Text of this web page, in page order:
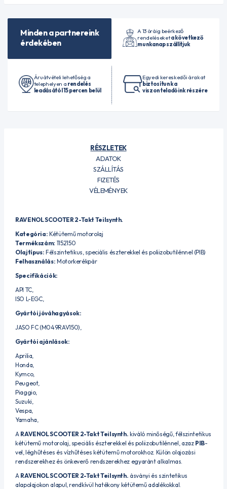
Minden a partnereink
érdekében
A 13 óráig beérkező
rendeléseketa következő
munkanap szállítjuk
Áruátvételi lehetőség a
telephelyen a rendelés
leadásától 15 percen belül
Egyedi kereskedői árakat
biztosítunk a
viszonteladóink részére
RÉSZLETEK
ADATOK
SZÁLLÍTÁS
FIZETÉS
VÉLEMÉNYEK
RAVENOL SCOOTER 2-Takt Teilsynth.
Kategória: Kétütemű motorolaj
Termékszám: 1152150
Olajtípus: Félszintetikus, speciális észterekkel és poliizobutilénnel (PIB)
Felhasználás: Motorkerékpár
Specifikációk:
API TC,
ISO L-EGC,
Gyártói jóváhagyások:
JASO FC (M049RAV150),
Gyártói ajánlások:
Aprilia,
Honda,
Kymco,
Peugeot,
Piaggio,
Suzuki,
Vespa,
Yamaha,
A RAVENOL SCOOTER 2-Takt Teilsynth. kiváló minőségű, félszintetikus
kétütemű motorolaj, speciális észterekkel és poliizobutilénnel, azaz PIB-
vel, léghűtéses és vízhűtéses kétütemű motorokhoz. Külön olajozási
rendszerekhez és önkeverő rendszerekhez egyaránt alkalmas.
A RAVENOL SCOOTER 2-Takt Teilsynth. ásványi és szintetikus
alapolajokon alapul, rendkívül hatékony kétütemű adalékokkal.